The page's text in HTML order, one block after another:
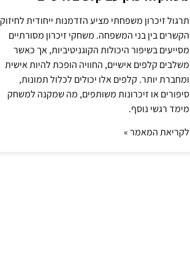
תרגול זיכרון משפחתי מציע הזדמנות ייחודית לחיזוק
הקשרים בין בני המשפחה. משחקי זיכרון מסורתיים
מסייעים בשיפור היכולות הקוגניטיביות, אך כאשר
משלבים קלפים אישיים, החוויה הופכת להיות אישית
ומחברת יותר. קלפים אלו יכולים לכלול תמונות,
סיפורים או זיכרונות משותפים, מה שמקנה למשחק
מימד רגשי נוסף.
לקריאת המאמר »